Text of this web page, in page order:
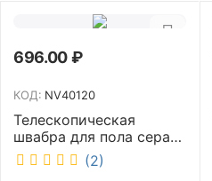
696.00₽
КОД: NV40120
Телескопическая
швабра для пола серая
NV микрофибра 42 см
NV40120
(2)